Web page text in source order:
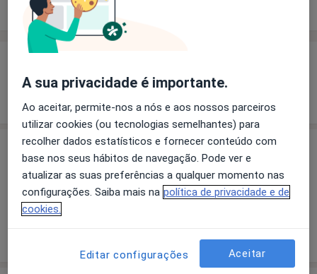
Experiência
Mostrar mais detalhes
sobre a experiência
Preços
Sem informação sobre serviços e preços
Este especialista ainda não adicionou nenhuma
A sua privacidade é importante.
Ao aceitar, permite-nos a nós e aos nossos parceiros
utilizar cookies (ou tecnologias semelhantes) para
recolher dados estatísticos e fornecer conteúdo com
base nos seus hábitos de navegação. Pode ver e
atualizar as suas preferências a qualquer momento nas
configurações. Saiba mais na política de privacidade e de
cookies.
Editar configurações Aceitar